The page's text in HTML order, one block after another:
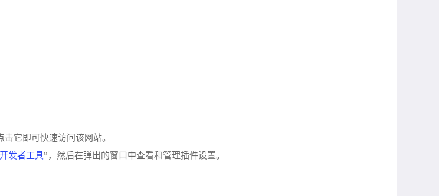
它即可快速访问该网站。
开发者工具”，然后在弹出的窗口中查看和管理插件设置。